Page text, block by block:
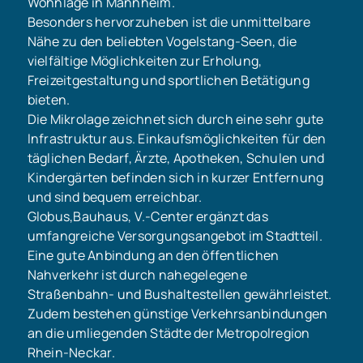
Besonders hervorzuheben ist die unmittelbare
Nähe zu den beliebten Vogelstang-Seen, die
vielfältige Möglichkeiten zur Erholung,
Freizeitgestaltung und sportlichen Betätigung
bieten.
Die Mikrolage zeichnet sich durch eine sehr gute
Infrastruktur aus. Einkaufsmöglichkeiten für den
täglichen Bedarf, Ärzte, Apotheken, Schulen und
Kindergärten befinden sich in kurzer Entfernung
und sind bequem erreichbar.
Globus,Bauhaus, V.-Center ergänzt das
umfangreiche Versorgungsangebot im Stadtteil.
Eine gute Anbindung an den öffentlichen
Nahverkehr ist durch nahegelegene
Straßenbahn- und Bushaltestellen gewährleistet.
Zudem bestehen günstige Verkehrsanbindungen
an die umliegenden Städte der Metropolregion
Rhein-Neckar.